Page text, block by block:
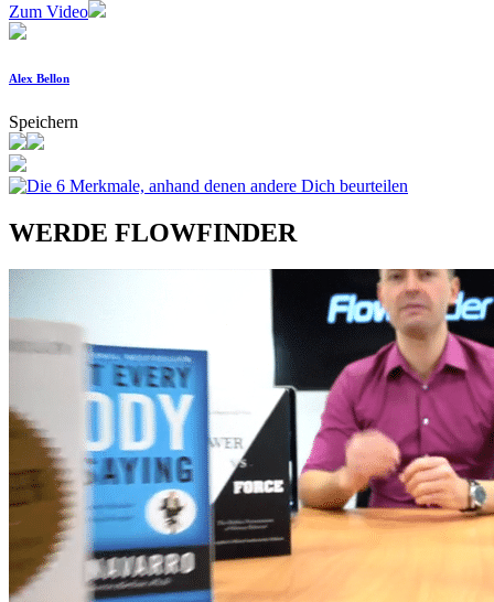
Zum Video
Alex Bellon
Speichern
WERDE FLOWFINDER